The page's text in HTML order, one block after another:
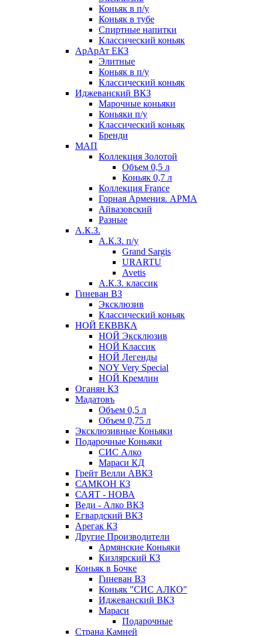
Коньяк в п/у
Коньяк в тубе
Спиртные напитки
Классический коньяк
АрАрАт ЕКЗ
Элитные
Коньяк в п/у
Классический коньяк
Иджеванский ВКЗ
Марочные коньяки
Коньяки п/у
Классический коньяк
Бренди
МАП
Коллекция Золотой
Объем 0,5 л
Коньяк 0,7 л
Коллекция France
Горная Армения. АРМА
Айвазовский
Разные
А.К.З.
А.К.З. п/у
Grand Sargis
URARTU
Avetis
А.К.З. классик
Гиневан ВЗ
Эксклюзив
Классический коньяк
НОЙ ЕКВВКА
НОЙ Эксклюзив
НОЙ Классик
НОЙ Легенды
NOY Very Speсial
НОЙ Кремлин
Оганян КЗ
Мадатовъ
Объем 0,5 л
Объем 0,75 л
Эксклюзивные Коньяки
Подарочные Коньяки
СИС Алко
Мараси КД
Грейт Велли АВКЗ
САМКОН КЗ
САЯТ - НОВА
Веди - Алко ВКЗ
Егвардский ВКЗ
Арегак КЗ
Другие Производители
Армянские Коньяки
Кизлярский КЗ
Коньяк в Бочке
Гиневан ВЗ
Коньяк "СИС АЛКО"
Иджеванский ВКЗ
Мараси
Подарочные
Страна Камней